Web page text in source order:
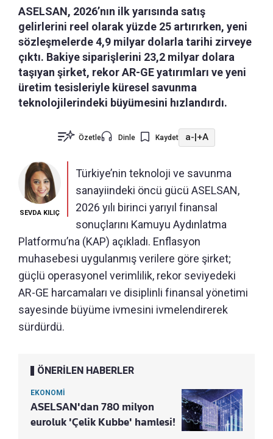
ASELSAN, 2026’nın ilk yarısında satış
gelirlerini reel olarak yüzde 25 artırırken, yeni
sözleşmelerde 4,9 milyar dolarla tarihi zirveye
çıktı. Bakiye siparişlerini 23,2 milyar dolara
taşıyan şirket, rekor AR-GE yatırımları ve yeni
üretim tesisleriyle küresel savunma
teknolojilerindeki büyümesini hızlandırdı.
Özetle Dinle Kaydet a- +A
SEVDA KILIÇ
Türkiye’nin teknoloji ve savunma
sanayiindeki öncü gücü ASELSAN,
2026 yılı birinci yarıyıl finansal
sonuçlarını Kamuyu Aydınlatma
Platformu’na (KAP) açıkladı. Enflasyon
muhasebesi uygulanmış verilere göre şirket;
güçlü operasyonel verimlilik, rekor seviyedeki
AR-GE harcamaları ve disiplinli finansal yönetimi
sayesinde büyüme ivmesini ivmelendirerek
sürdürdü.
ÖNERİLEN HABERLER
EKONOMİ
ASELSAN'dan 780 milyon
euroluk 'Çelik Kubbe' hamlesi!